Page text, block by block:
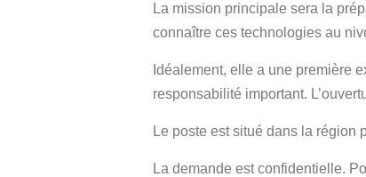
La mission principale sera la
connaître ces technologies au
Idéalement, elle a une première
responsabilité important.
Le poste est situé dans la région
La demande est confidentielle.